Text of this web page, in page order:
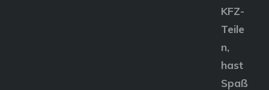
KFZ-
Teile
n,
hast
Spaß